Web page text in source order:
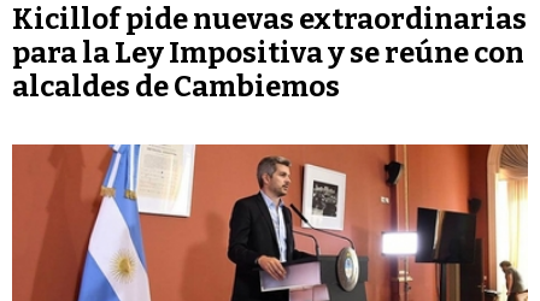
Kicillof pide nuevas extraordinarias
para la Ley Impositiva y se reúne con
alcaldes de Cambiemos